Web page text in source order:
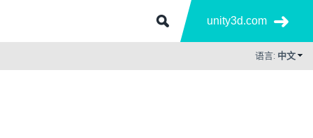
unity3d.com
语言: 中文